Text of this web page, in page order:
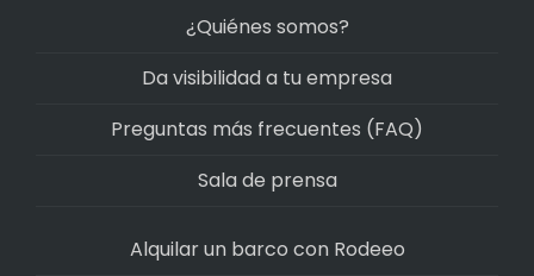
¿Quiénes somos?
Da visibilidad a tu empresa
Preguntas más frecuentes (FAQ)
Sala de prensa
Alquilar un barco con Rodeeo